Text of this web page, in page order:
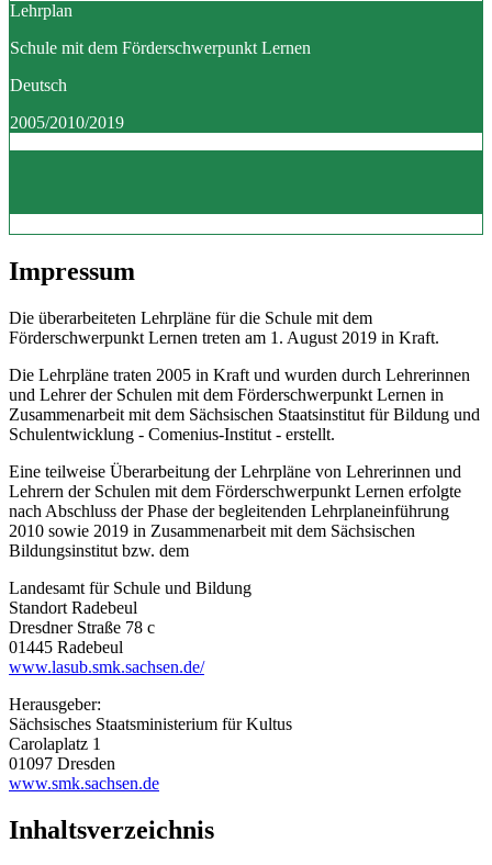
Lehrplan
Schule mit dem Förderschwerpunkt Lernen
Deutsch
2005/2010/2019
Impressum
Die überarbeiteten Lehrpläne für die Schule mit dem
Förderschwerpunkt Lernen treten am 1. August 2019 in Kraft.
Die Lehrpläne traten 2005 in Kraft und wurden durch Lehrerinnen
und Lehrer der Schulen mit dem Förderschwerpunkt Lernen in
Zusammenarbeit mit dem Sächsischen Staatsinstitut für Bildung und
Schulentwicklung - Comenius-Institut - erstellt.
Eine teilweise Überarbeitung der Lehrpläne von Lehrerinnen und
Lehrern der Schulen mit dem Förderschwerpunkt Lernen erfolgte
nach Abschluss der Phase der begleitenden Lehrplaneinführung
2010 sowie 2019 in Zusammenarbeit mit dem Sächsischen
Bildungsinstitut bzw. dem
Landesamt für Schule und Bildung
Standort Radebeul
Dresdner Straße 78 c
01445 Radebeul
www.lasub.smk.sachsen.de/
Herausgeber:
Sächsisches Staatsministerium für Kultus
Carolaplatz 1
01097 Dresden
www.smk.sachsen.de
Inhaltsverzeichnis